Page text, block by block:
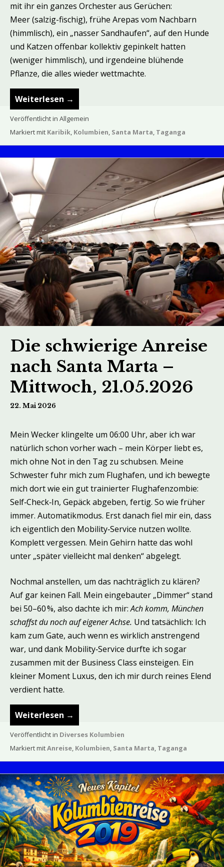
mit ihr ein ganzes Orchester aus Gerüchen:
Meer (salzig-fischig), frühe Arepas vom Nachbarn
(himmlisch), ein „nasser Sandhaufen“, auf den Hunde
und Katzen offenbar kollektiv gepinkelt hatten
(weniger himmlisch), und irgendeine blühende
Pflanze, die alles wieder wettmachte.
Weiterlesen →
Veröffentlicht in Allgemein
Markiert mit Karibik, Kolumbien, Santa Marta, Taganga
Die schwierige Anreise
nach Santa Marta –
Mittwoch, 21.05.2026
22. Mai 2026
Mein Wecker klingelte um 06:00 Uhr, aber ich war
natürlich schon vorher wach – mein Körper liebt es,
mich ohne Not in den Tag zu schubsen. Meine
Schwester fuhr mich zum Flughafen, und ich bewegte
mich dort wie ein gut trainierter Flughafenzombie:
Self‑Check‑In, Gepäck abgeben, fertig. So wie früher
immer. Automatikmodus. Erst danach fiel mir ein, dass
ich eigentlich den Mobility‑Service nutzen wollte.
Komplett vergessen. Mein Gehirn hatte das wohl
unter „später vielleicht mal denken“ abgelegt.
Nochmal anstellen, um das nachträglich zu klären?
Auf gar keinen Fall. Mein eingebauter „Dimmer“ stand
bei 50–60 %, also dachte ich mir:Ach komm, München
schaffst du noch auf eigener Achse. Und tatsächlich: Ich
kam zum Gate, auch wenn es wirklich anstrengend
war, und dank Mobility‑Service durfte ich sogar
zusammen mit der Business Class einsteigen. Ein
kleiner Moment Luxus, den ich mir durch reines Elend
verdient hatte.
Weiterlesen →
Veröffentlicht in Diverses Kolumbien
Markiert mitAnreise, Kolumbien, Santa Marta, Taganga